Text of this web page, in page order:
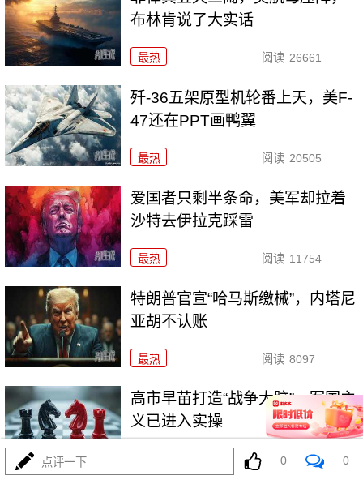
布林肯说了大实话
最热 阅读 26661
歼-36五架原型机轮番上天，美F-
47还在PPT画鸭翼
最热 阅读 20505
爱国者只剩半条命，美军却拉着
沙特去伊拉克踩雷
最热 阅读 11754
特朗普官宣“哈马斯缴械”，内塔尼
亚胡不认账
最热 阅读 8097
高市早苗打造“战争大脑”，军国主
义已进入实操
阅读 7546
点评一下 0 0